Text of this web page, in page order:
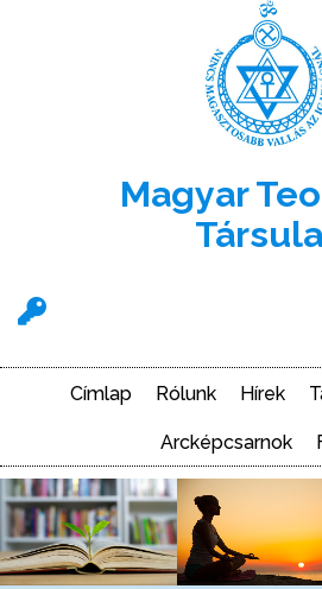
Felhasználói
Magyar
Címlap Rólunk Hírek
Arcképcsarnok